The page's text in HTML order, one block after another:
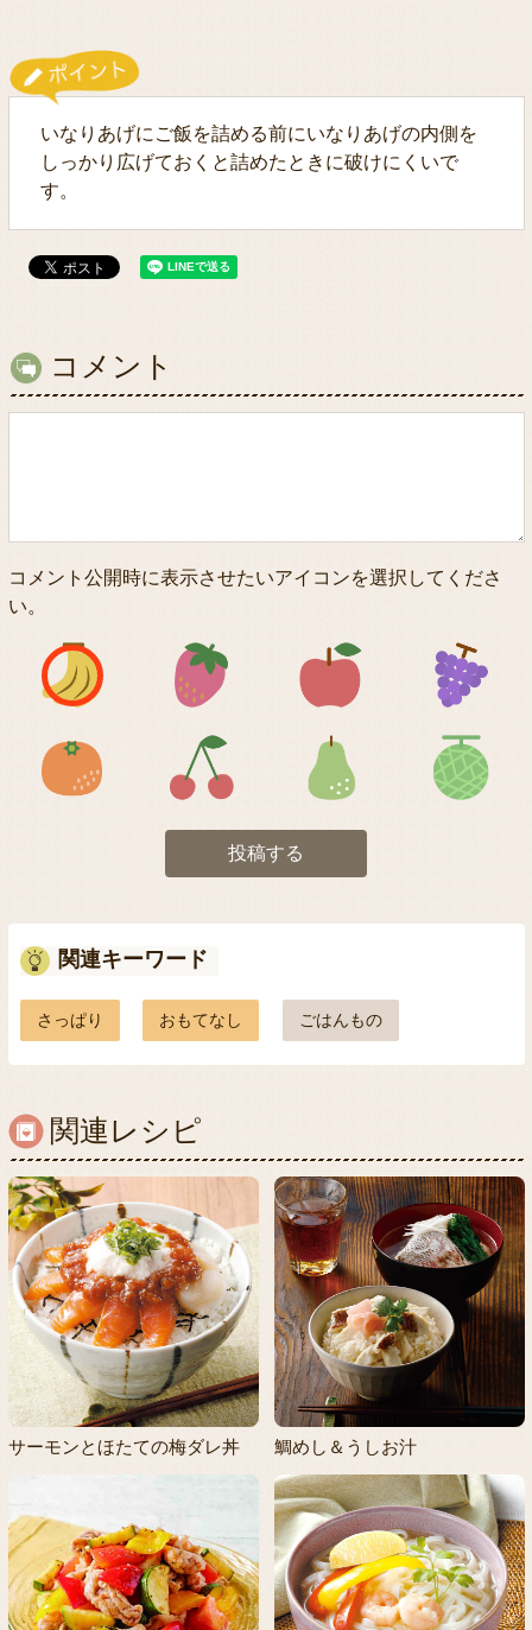
いなりあげにご飯を詰める前にいなりあげの内側を
しっかり広げておくと詰めたときに破けにくいで
す。
コメント
コメント公開時に表示させたいアイコンを選択してくださ
い。
アイコン1 アイコン2 アイコン3
アイコン5 アイコン6 アイコン7
投稿する
関連キーワード
さっぱり おもてなし ごはんもの
関連レシピ
サーモンとほたての梅ダレ丼 鯛めし＆うしお汁